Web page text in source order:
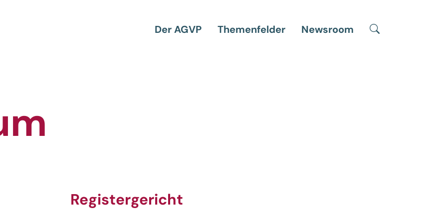
Der AGVP
Themenfelder Newsroom
Registergericht